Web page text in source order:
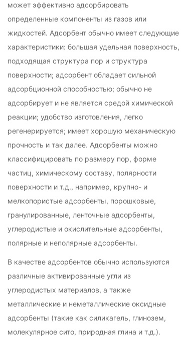
может эффективно адсорбировать
определенные компоненты из газов или
жидкостей. Адсорбент обычно имеет следующие
характеристики: большая удельная поверхность,
подходящая структура пор и структура
поверхности; адсорбент обладает сильной
адсорбционной способностью; обычно не
адсорбирует и не является средой химической
реакции; удобство изготовления, легко
регенерируется; имеет хорошую механическую
прочность и так далее. Адсорбенты можно
классифицировать по размеру пор, форме
частиц, химическому составу, полярности
поверхности и т.д., например, крупно- и
мелкопористые адсорбенты, порошковые,
гранулированные, ленточные адсорбенты,
углеродистые и окислительные адсорбенты,
полярные и неполярные адсорбенты.
В качестве адсорбентов обычно используются
различные активированные угли из
углеродистых материалов, а также
металлические и неметаллические оксидные
адсорбенты (такие как силикагель, глинозем,
молекулярное сито, природная глина и т.д.).